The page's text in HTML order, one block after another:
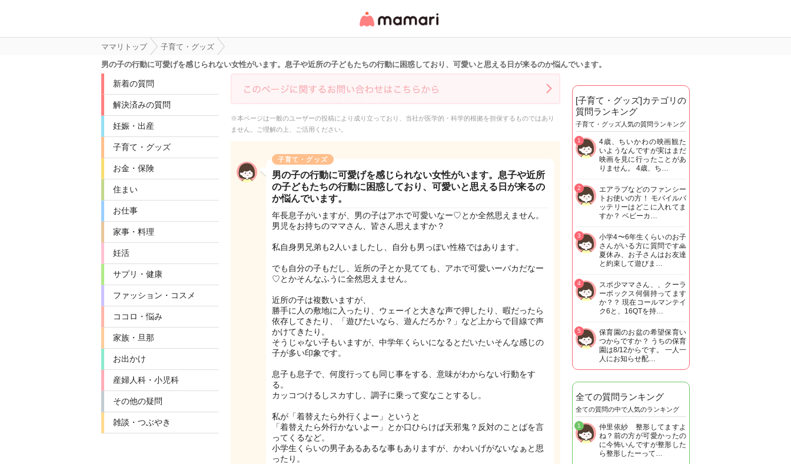
リ・情報サイト
ママリトップ
子育て・グッズ
男の子の行動に可愛げを感じられない女性がいます。息子や近所の子どもたちの行動に困惑しており、可愛いと思える日が来るのか悩んでいます。
新着の質問
解決済みの質問
妊娠・出産
子育て・グッズ
お金・保険
住まい
お仕事
家事・料理
妊活
サプリ・健康
ファッション・コスメ
ココロ・悩み
家族・旦那
お出かけ
産婦人科・小児科
その他の疑問
雑談・つぶやき
※本ページは一般のユーザーの投稿により成り立っており、当社が医学的・科学的根拠を担保するものではあり
ません。ご理解の上、ご活用ください。
子育て・グッズ
男の子の行動に可愛げを感じられない女性がいます。息子や近所
の子どもたちの行動に困惑しており、可愛いと思える日が来るの
か悩んでいます。
年長息子がいますが、男の子はアホで可愛いなー♡とか全然思えません。
男児をお持ちのママさん、皆さん思えますか？
私自身男兄弟も2人いましたし、自分も男っぽい性格ではあります。
でも自分の子もだし、近所の子とか見てても、アホで可愛いーバカだなー
♡とかそんなふうに全然思えません。
近所の子は複数いますが、
勝手に人の敷地に入ったり、ウェーイと大きな声で押したり、暇だったら
依存してきたり、「遊びたいなら、遊んだろか？」など上からで目線で声
かけてきたり。
そうじゃない子もいますが、中学年くらいになるとだいたいそんな感じの
子が多い印象です。
息子も息子で、何度行っても同じ事をする、意味がわからない行動をす
る。
カッコつけるしスカすし、調子に乗って変なことするし。
私が「着替えたら外行くよー」というと
「着替えたら外行かないよー」とか口ひらけば天邪鬼？反対のことばを言
ってくるなど。
小学生くらいの男子あるあるな事もありますが、かわいげがないなぁと思
ったり。
[子育て・グッズ]カテゴリの
質問ランキング
子育て・グッズ人気の質問ランキング
4歳、ちいかわの映画観た
いようなんですが実はまだ
映画を見に行ったことがあ
りません。 4歳、ち…
1
エアラブなどのファンシー
トお使いの方！ モバイルバ
ッテリーはどこに入れてま
すか？ ベビーカ…
2
小学4〜6年生くらいのお子
さんがいる方に質問です🙏
夏休み、お子さんはお友達
と約束して遊びま…
3
スポ少ママさん、、クーラ
ーボックス何個持ってます
か？？ 現在コールマンテイ
ク6と、16QTを持…
4
保育園のお盆の希望保育い
つからですか？ うちの保育
園は8/12からです。 一人一
人にお知らせ配…
5
全ての質問ランキング
全ての質問の中で人気のランキング
仲里依紗 整形してますよ
ね？前の方が可愛かったの
に今怖いんですが整形した
ら整形したーって…
1